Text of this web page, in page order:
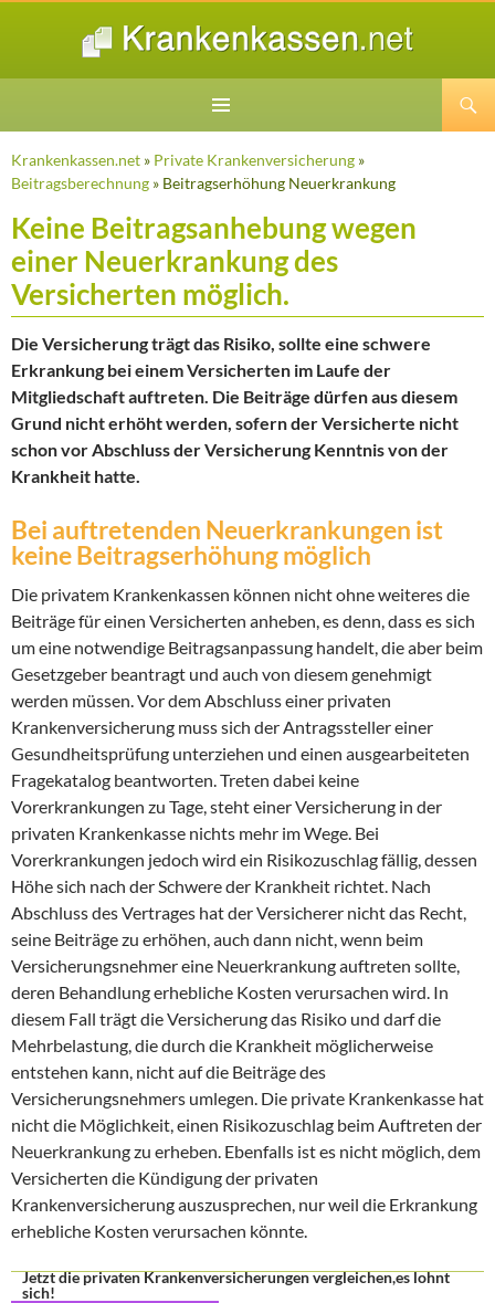
SPRINGEN
Krankenkassen.net » Private Krankenversicherung »
Beitragsberechnung » Beitragserhöhung Neuerkrankung
Keine Beitragsanhebung wegen
einer Neuerkrankung des
Versicherten möglich.
Die Versicherung trägt das Risiko, sollte eine schwere
Erkrankung bei einem Versicherten im Laufe der
Mitgliedschaft auftreten. Die Beiträge dürfen aus diesem
Grund nicht erhöht werden, sofern der Versicherte nicht
schon vor Abschluss der Versicherung Kenntnis von der
Krankheit hatte.
Bei auftretenden Neuerkrankungen ist
keine Beitragserhöhung möglich
Die privatem Krankenkassen können nicht ohne weiteres die
Beiträge für einen Versicherten anheben, es denn, dass es sich
um eine notwendige Beitragsanpassung handelt, die aber beim
Gesetzgeber beantragt und auch von diesem genehmigt
werden müssen. Vor dem Abschluss einer privaten
Krankenversicherung muss sich der Antragssteller einer
Gesundheitsprüfung unterziehen und einen ausgearbeiteten
Fragekatalog beantworten. Treten dabei keine
Vorerkrankungen zu Tage, steht einer Versicherung in der
privaten Krankenkasse nichts mehr im Wege. Bei
Vorerkrankungen jedoch wird ein Risikozuschlag fällig, dessen
Höhe sich nach der Schwere der Krankheit richtet. Nach
Abschluss des Vertrages hat der Versicherer nicht das Recht,
seine Beiträge zu erhöhen, auch dann nicht, wenn beim
Versicherungsnehmer eine Neuerkrankung auftreten sollte,
deren Behandlung erhebliche Kosten verursachen wird. In
diesem Fall trägt die Versicherung das Risiko und darf die
Mehrbelastung, die durch die Krankheit möglicherweise
entstehen kann, nicht auf die Beiträge des
Versicherungsnehmers umlegen. Die private Krankenkasse hat
nicht die Möglichkeit, einen Risikozuschlag beim Auftreten der
Neuerkrankung zu erheben. Ebenfalls ist es nicht möglich, dem
Versicherten die Kündigung der privaten
Krankenversicherung auszusprechen, nur weil die Erkrankung
erhebliche Kosten verursachen könnte.
Jetzt die privaten Krankenversicherungen vergleichen,es lohnt
sich!